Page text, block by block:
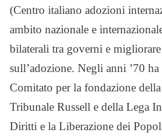
(Centro italiano adozioni
ambito nazionale e
bilaterali tra governi e
sull’adozione. Negli anni ’70
Comitato per la fondazione
Tribunale Russell e della Lega
Diritti e la Liberazione dei